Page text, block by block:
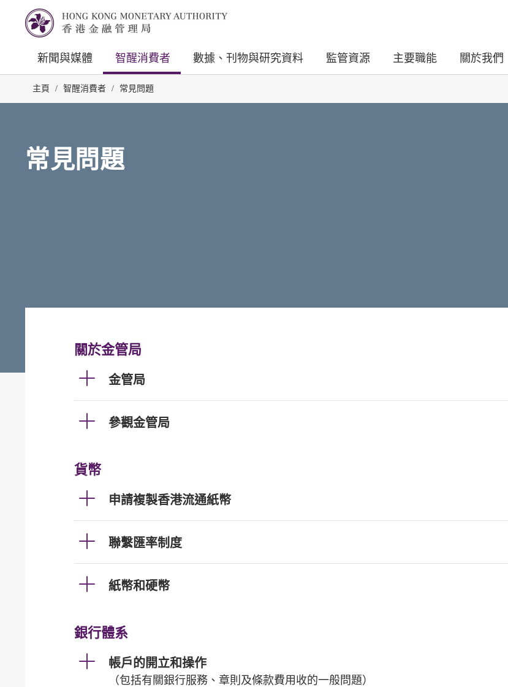
新聞與媒體 智醒消費者 數據、刊物與研究資料 監管資源 主要職能 關於我們
主頁 / 智醒消費者 / 常見問題
常見問題
關於金管局
金管局
參觀金管局
貨幣
申請複製香港流通紙幣
聯繫匯率制度
紙幣和硬幣
銀行體系
帳戶的開立和操作
（包括有關銀行服務、章則及條款費用收的一般問題）